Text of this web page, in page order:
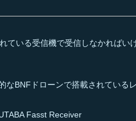
ている受信機で受信しなかればい
なBNFドローンで搭載されている
Fasst Receiver